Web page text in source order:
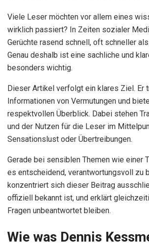
Viele Leser möchten vor allem eines
wirklich passiert? In Zeiten sozialer
Gerüchte rasend schnell, oft schneller
Genau deshalb ist eine sachliche und
besonders wichtig.
Dieser Artikel verfolgt ein klares Ziel. Er
Informationen von Vermutungen und
respektvollen Überblick. Dabei stehen
und der Nutzen für die Leser im
Sensationslust oder Übertreibungen.
Gerade bei sensiblen Themen wie einer
es entscheidend, verantwortungsvoll zu
konzentriert sich dieser Beitrag
offiziell bekannt ist, und erklärt
Fragen unbeantwortet bleiben.
Wie was Dennis